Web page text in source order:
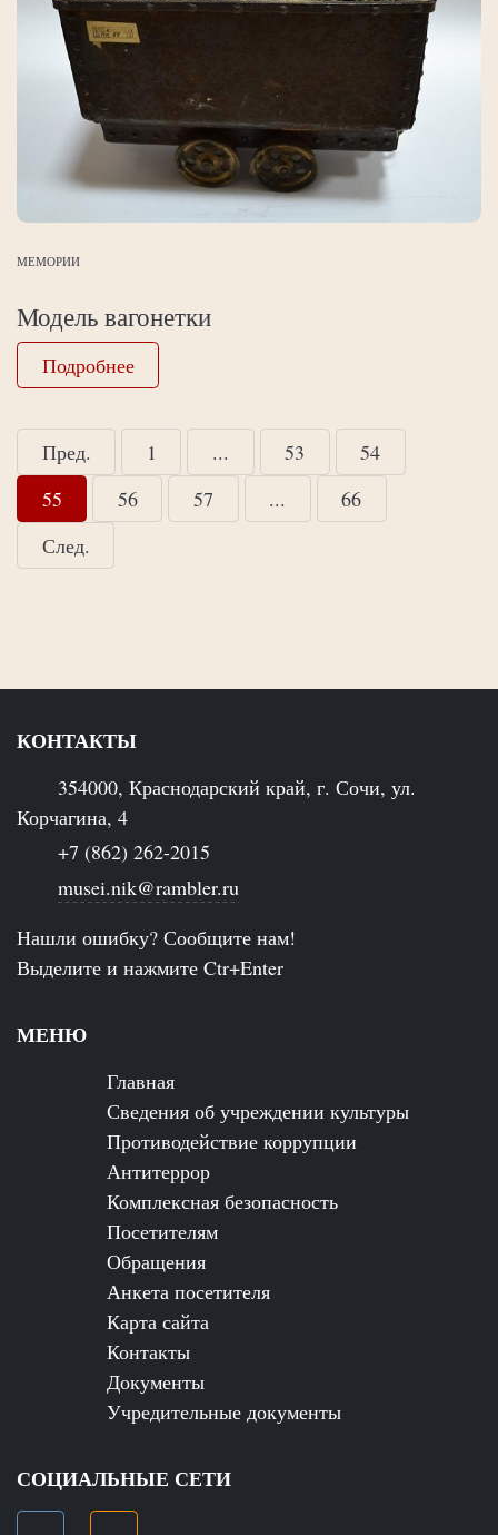
МЕМОРИИ
Модель вагонетки
Подробнее
Пред. 1 ... 53
54
55
56 57 ...
66
След.
КОНТАКТЫ
354000, Краснодарский край, г. Сочи, ул.
Корчагина, 4
+7 (862) 262-2015
musei.nik@rambler.ru
Нашли ошибку? Сообщите нам!
Выделите и нажмите Ctr+Enter
МЕНЮ
Главная
Сведения об учреждении культуры
Противодействие коррупции
Антитеррор
Комплексная безопасность
Посетителям
Обращения
Анкета посетителя
Карта сайта
Контакты
Документы
Учредительные документы
СОЦИАЛЬНЫЕ СЕТИ